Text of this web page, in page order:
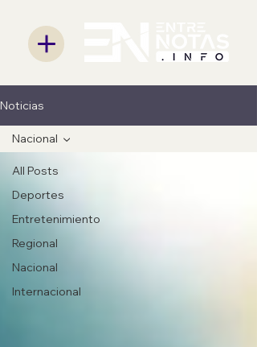
Noticias
All Posts
Deportes
Entretenimiento
Regional
Nacional
Internacional
Nacional